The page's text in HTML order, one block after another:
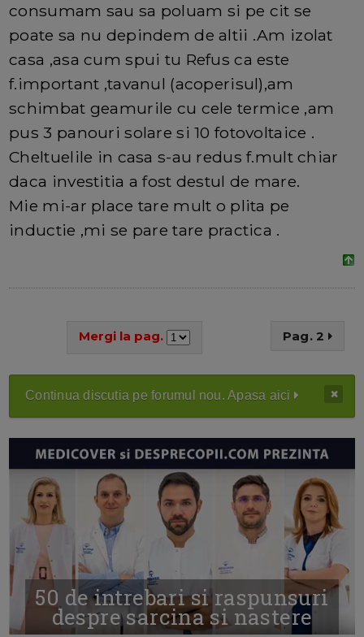
consumam sau sa poluam si pe cit se
poate sa nu depindem de altii .Am izolat
casa ,asa cum spui tu Refus ca este
f.important ,tavanul (acoperisul),am
schimbat geamurile cu cele termice ,am
pus 3 panouri solare si 10 fotovoltaice .
Cheltuelile in casa s-au redus f.mult chiar
daca investitia a fost destul de mare.
Mie mi-ar place tare mult o plita pe
inductie ,mi se pare tare practica .
Mergi la pag. Pag. 2
Continua discutia pe forumul nou. Apasa aici
50 de intrebari si raspunsuri
despre sarcina si nastere